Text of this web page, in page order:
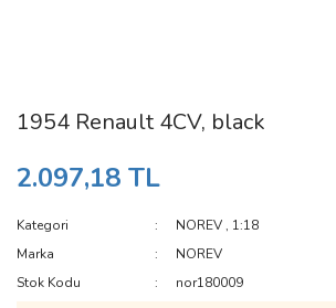
1954 Renault 4CV, black
2.097,18 TL
Kategori NOREV , 1:18
Marka
NOREV
Stok Kodu
nor180009